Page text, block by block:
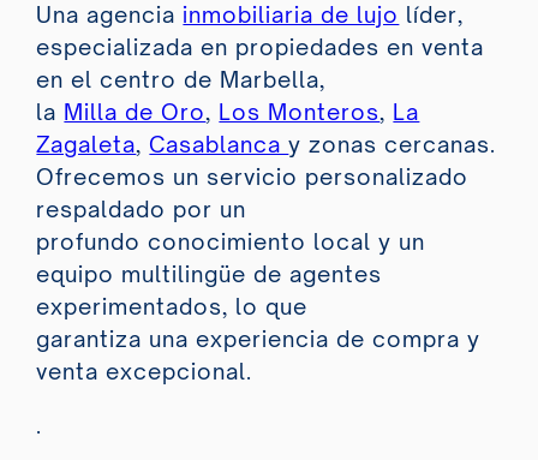
Una agencia inmobiliaria de lujo líder,
especializada en propiedades en venta
en el centro de Marbella,
la Milla de Oro, Los Monteros, La
Zagaleta, Casablancay zonas cercanas.
Ofrecemos un servicio personalizado
respaldado por un
profundo conocimiento local y un
equipo multilingüe de agentes
experimentados, lo que
garantiza una experiencia de compra y
venta excepcional.
.